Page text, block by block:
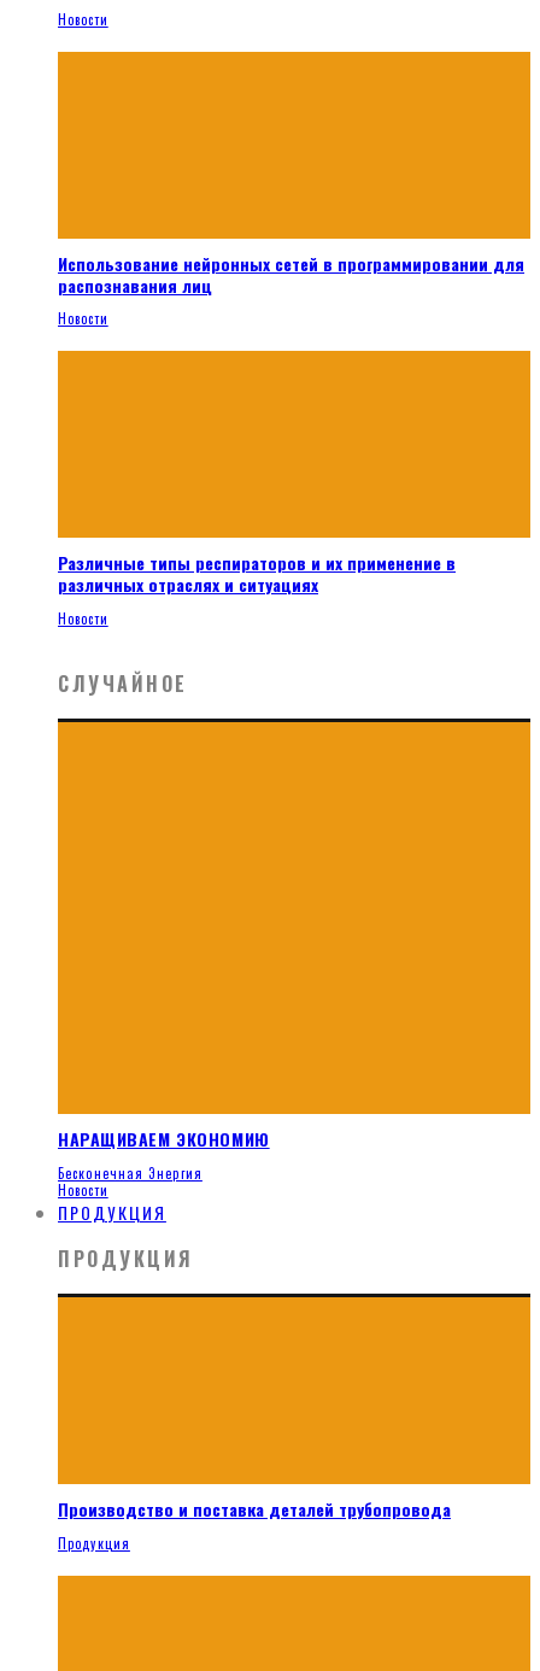
Новости
Использование нейронных сетей в программировании для
распознавания лиц
Новости
Различные типы респираторов и их применение в
различных отраслях и ситуациях
Новости
СЛУЧАЙНОЕ
НАРАЩИВАЕМ ЭКОНОМИЮ
Бесконечная Энергия
Новости
ПРОДУКЦИЯ
ПРОДУКЦИЯ
Производство и поставка деталей трубопровода
Продукция